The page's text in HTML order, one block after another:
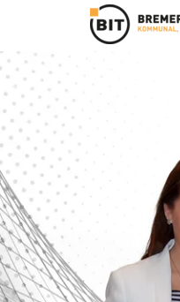
Zum Hauptinhalt springen